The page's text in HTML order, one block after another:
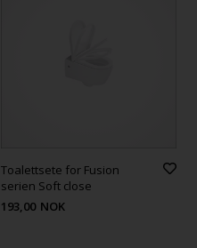
Toalettsete for Fusion
serien Soft close
193,00 NOK